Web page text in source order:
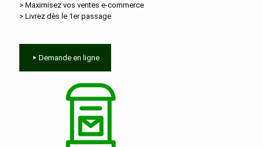
> Maximisez vos ventes e‑commerce
> Livrez dès le 1er passage
Demande en ligne